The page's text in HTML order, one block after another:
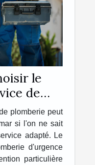
le
de
plomberie peut
si l'on ne sait
adapté. Le
d'urgence
particulière